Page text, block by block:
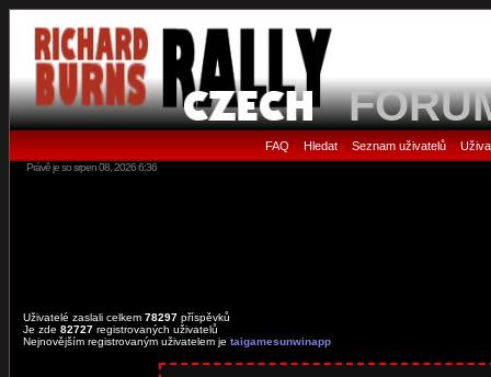
FAQ • Hledat• Seznam uživatelů•
Právě je so srpen 08, 2026 6:36
Uživatelé zaslali celkem 78297 příspěvků
Je zde 82727 registrovaných uživatelů
Nejnovějším registrovaným uživatelem je taigamesunwinapp